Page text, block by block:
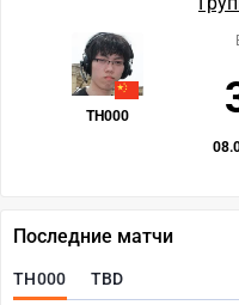
TH000
Последние матчи
TH000 TBD